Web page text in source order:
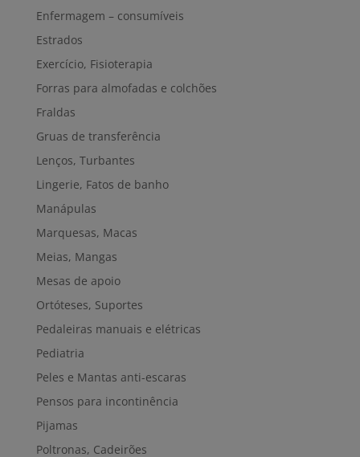
Enfermagem – consumíveis
Estrados
Exercício, Fisioterapia
Forras para almofadas e colchões
Fraldas
Gruas de transferência
Lenços, Turbantes
Lingerie, Fatos de banho
Manápulas
Marquesas, Macas
Meias, Mangas
Mesas de apoio
Ortóteses, Suportes
Pedaleiras manuais e elétricas
Pediatria
Peles e Mantas anti-escaras
Pensos para incontinência
Pijamas
Poltronas, Cadeirões